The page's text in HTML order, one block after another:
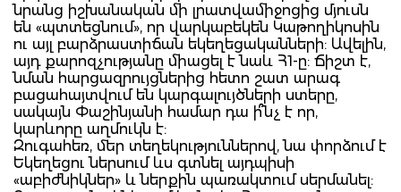
նրանց իշխանական մի լրատվամիջոցից մյուսն
են «պտտեցնում», որ վարկաբեկեն Կաթողիկոսին
ու այլ բարձրաստիճան եկեղեցականների: Ավելին,
այդ քարոզչությանը միացել է նաև Հ1-ը: Ճիշտ է,
նման հարցազրույցներից հետո շատ արագ
բացահայտվում են կարգալույծների ստերը,
սակայն Փաշինյանի համար դա ի՞նչ է որ,
կարևորը աղմուկն է:
Զուգահեռ, մեր տեղեկություններով, նա փորձում է
Եկեղեցու ներսում ևս գտնել այդպիսի
«աբիժնիկներ» և ներքին պառակտում սերմանել: